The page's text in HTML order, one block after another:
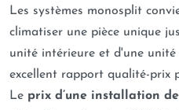
Les systèmes monosplit
climatiser une pièce unique
unité intérieure et d'une
excellent rapport qualité-prix
Le prix d’une installation